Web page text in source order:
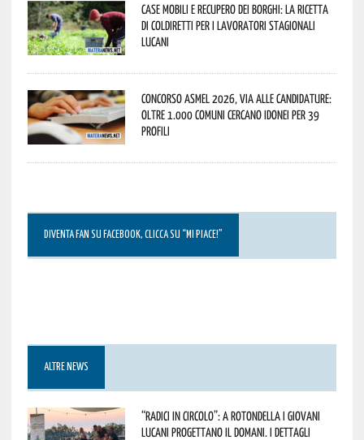
Case mobili e recupero dei borghi: la ricetta
di Coldiretti per i lavoratori stagionali
lucani
Concorso Asmel 2026, via alle candidature:
oltre 1.000 Comuni cercano idonei per 39
profili
DIVENTA FAN SU FACEBOOK, CLICCA SU “MI PIACE!”
ALTRE NEWS
“Radici in Circolo”: a Rotondella i giovani
lucani progettano il domani. I dettagli